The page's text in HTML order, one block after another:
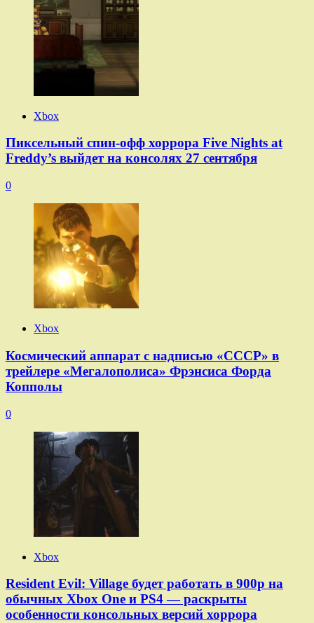
Xbox
Пиксельный спин-офф хоррора Five Nights at
Freddy’s выйдет на консолях 27 сентября
0
Xbox
Космический аппарат с надписью «СССР» в
трейлере «Мегалополиса» Фрэнсиса Форда
Копполы
0
Xbox
Resident Evil: Village будет работать в 900p на
обычных Xbox One и PS4 — раскрыты
особенности консольных версий хоррора